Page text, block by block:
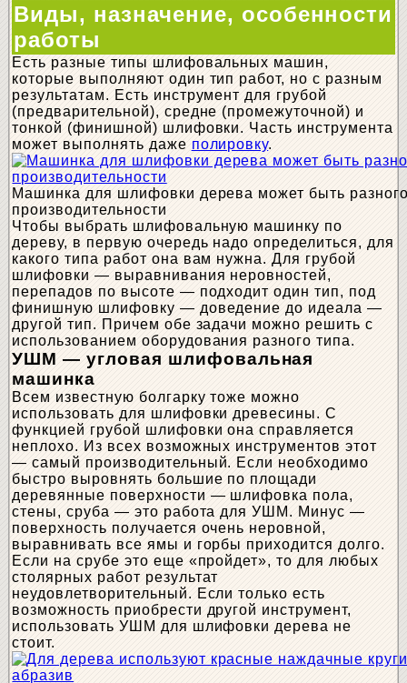
Виды, назначение, особенности
работы
Есть разные типы шлифовальных машин,
которые выполняют один тип работ, но с разным
результатам. Есть инструмент для грубой
(предварительной), средне (промежуточной) и
тонкой (финишной) шлифовки. Часть инструмента
может выполнять даже полировку.
Машинка для шлифовки дерева может быть
производительности
Чтобы выбрать шлифовальную машинку по
дереву, в первую очередь надо определиться, для
какого типа работ она вам нужна. Для грубой
шлифовки — выравнивания неровностей,
перепадов по высоте — подходит один тип, под
финишную шлифовку — доведение до идеала —
другой тип. Причем обе задачи можно решить с
использованием оборудования разного типа.
УШМ — угловая шлифовальная
машинка
Всем известную болгарку тоже можно
использовать для шлифовки древесины. С
функцией грубой шлифовки она справляется
неплохо. Из всех возможных инструментов этот
— самый производительный. Если необходимо
быстро выровнять большие по площади
деревянные поверхности — шлифовка пола,
стены, сруба — это работа для УШМ. Минус —
поверхность получается очень неровной,
выравнивать все ямы и горбы приходится долго.
Если на срубе это еще «пройдет», то для любых
столярных работ результат
неудовлетворительный. Если только есть
возможность приобрести другой инструмент,
использовать УШМ для шлифовки дерева не
стоит.